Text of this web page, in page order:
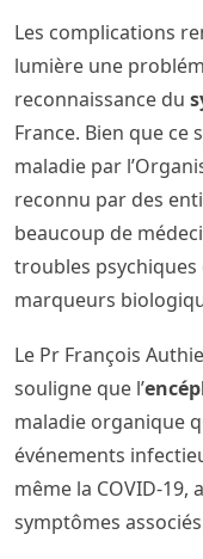
Les complications
lumière une
reconnaissance du
France. Bien que
maladie par
reconnu par des
beaucoup de
troubles psychiques
marqueurs
Le Pr François
souligne que l’
maladie organique
événements
même la COVID-
symptômes